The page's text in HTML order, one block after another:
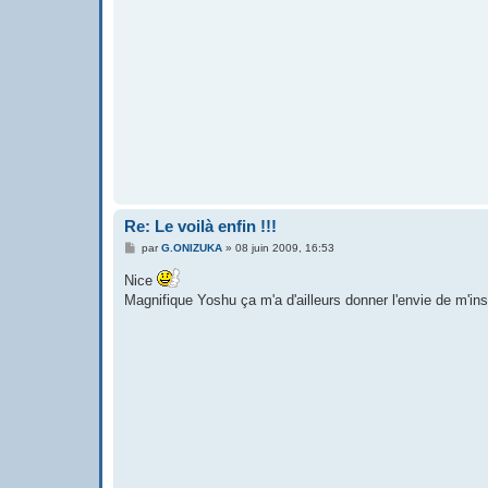
Re: Le voilà enfin !!!
M
s
a
parG.ONIZUKA» 08 juin 2009, 16:53
Nice
Magnifique Yoshu ça m'a d'ailleurs donner l'envie de